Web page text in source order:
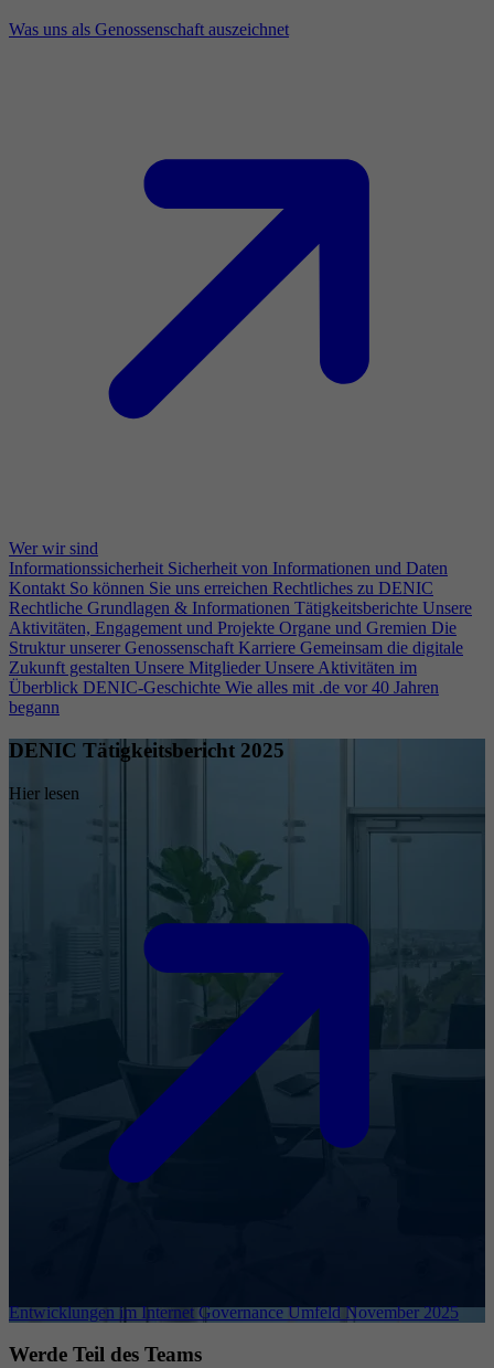
Was uns als Genossenschaft auszeichnet
Wer wir sind
Informationssicherheit Sicherheit von Informationen und Daten
Kontakt So können Sie uns erreichen Rechtliches zu DENIC
Rechtliche Grundlagen & Informationen Tätigkeitsberichte Unsere
Aktivitäten, Engagement und Projekte Organe und Gremien Die
Struktur unserer Genossenschaft Karriere Gemeinsam die digitale
Zukunft gestalten Unsere Mitglieder Unsere Aktivitäten im
Überblick DENIC-Geschichte Wie alles mit .de vor 40 Jahren
begann
DENIC Tätigkeitsbericht 2025
Hier lesen
Entwicklungen im Internet Governance Umfeld November 2025
Werde Teil des Teams